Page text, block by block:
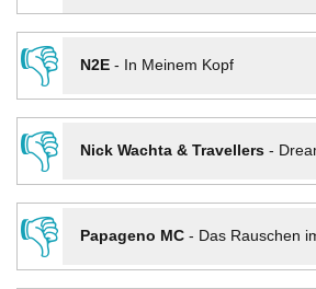
👎
N2E- In Meinem Kopf
👎
Nick Wachta & Travellers-
👎
Papageno MC- Das Rauschen